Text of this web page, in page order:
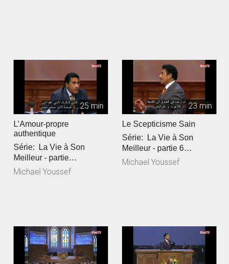
25 min
L’Amour-propre
authentique
Série: La Vie à Son
Meilleur - partie
7Référence Biblique: 1
Michael Youssef
23 min
Le Scepticisme Sain
Série: La Vie à Son
Meilleur - partie 6
Référence Biblique: 1
Michael Youssef